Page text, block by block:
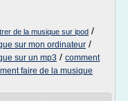
de la musique sur ipod /
sur mon ordinateur /
sur un mp3 / comment
faire de la musique